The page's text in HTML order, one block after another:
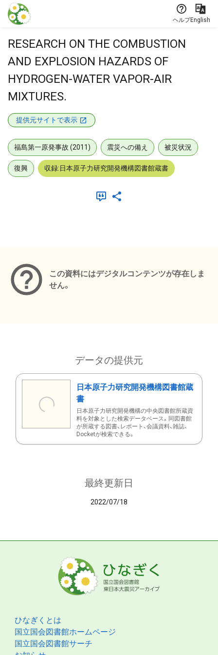
本文に飛ぶ
ヘルプEnglish
RESEARCH ON THE COMBUSTION
AND EXPLOSION HAZARDS OF
HYDROGEN-WATER VAPOR-AIR
MIXTURES.
提供元サイトで表示
福島第一原発事故 (2011) 震災への備え 被災状況
復興 収録:日本原子力研究開発機構図書館蔵書
この資料にはデジタルコンテンツが存在しま
せん。
データの提供元
日本原子力研究開発機構図書館蔵
書
日本原子力研究開発機構の中央図書館所蔵資
料を対象とした検索データベース。同図書館
が所蔵する図書、レポート、会議資料、雑誌、
Docketが検索できる。
最終更新日
2022/07/18
ひなぎくとは
国立国会図書館ホームページ
国立国会図書館サーチ